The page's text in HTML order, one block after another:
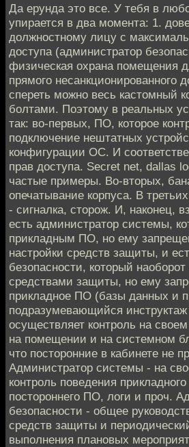
Да ерунда это все. У тебя в
упирается в два момента: 1.
должностному лицу с
доступа (администратор
физическая охрана помещения
прямого несанкционированного
спереть можно весь кастомный
болтами. Поэтому в реальных
так: во-первых, ПО, которое
подключение нештатных
конфигурации ОС. И
прав доступа. Secret net, dallas
частые примеры. Во-вторых,
опечатывание корпуса. В
- сигналка, сторож. И, наконец,
есть администратор системы,
прикладным ПО, но ему
настройки средств защиты, и
безопасности, который
средствами защиты, но ему
прикладное ПО (базы данных и
подразумевающийся
осуществляет контроль на
на помещении и на системном
что посторонние в кабинете не
Администратор системы - на
контроль поведения
постороннего ПО, логи и проч.
безопасности - общее
средств защиты и
выполнения плановых